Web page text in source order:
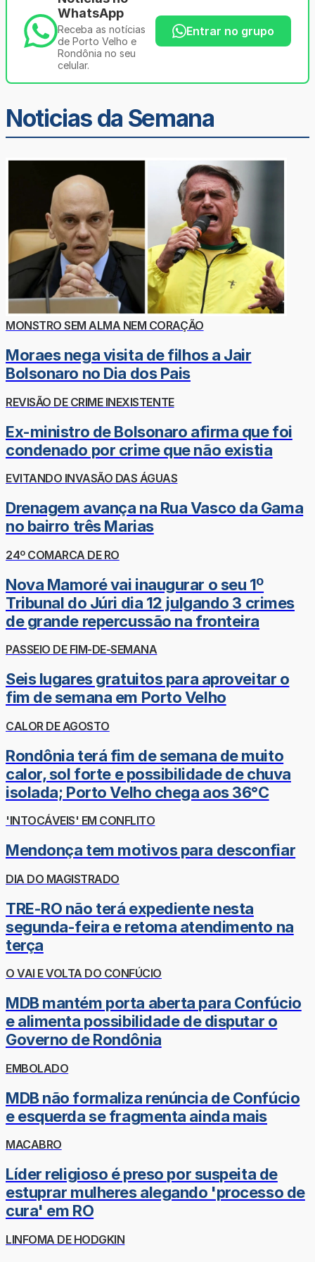
WhatsApp
Receba as notícias
de Porto Velho e
Rondônia no seu
celular.
Entrar no grupo
Noticias da Semana
MONSTRO SEM ALMA NEM CORAÇÃO
Moraes nega visita de filhos a Jair
Bolsonaro no Dia dos Pais
REVISÃO DE CRIME INEXISTENTE
Ex-ministro de Bolsonaro afirma que foi
condenado por crime que não existia
EVITANDO INVASÃO DAS ÁGUAS
Drenagem avança na Rua Vasco da Gama
no bairro três Marias
24º COMARCA DE RO
Nova Mamoré vai inaugurar o seu 1º
Tribunal do Júri dia 12 julgando 3 crimes
de grande repercussão na fronteira
PASSEIO DE FIM-DE-SEMANA
Seis lugares gratuitos para aproveitar o
fim de semana em Porto Velho
CALOR DE AGOSTO
Rondônia terá fim de semana de muito
calor, sol forte e possibilidade de chuva
isolada; Porto Velho chega aos 36°C
'INTOCÁVEIS' EM CONFLITO
Mendonça tem motivos para desconfiar
DIA DO MAGISTRADO
TRE-RO não terá expediente nesta
segunda-feira e retoma atendimento na
terça
O VAI E VOLTA DO CONFÚCIO
MDB mantém porta aberta para Confúcio
e alimenta possibilidade de disputar o
Governo de Rondônia
EMBOLADO
MDB não formaliza renúncia de Confúcio
e esquerda se fragmenta ainda mais
MACABRO
Líder religioso é preso por suspeita de
estuprar mulheres alegando 'processo de
cura' em RO
LINFOMA DE HODGKIN